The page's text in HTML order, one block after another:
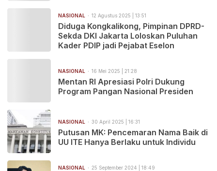
NASIONAL 12 Agustus 2025 | 13:51
Diduga Kongkalikong, Pimpinan DPRD-
Sekda DKI Jakarta Loloskan Puluhan
Kader PDIP jadi Pejabat Eselon
NASIONAL 16 Mei 2025 | 21:28
Mentan RI Apresiasi Polri Dukung
Program Pangan Nasional Presiden
NASIONAL 30 April 2025 | 16:31
Putusan MK: Pencemaran Nama Baik di
UU ITE Hanya Berlaku untuk Individu
NASIONAL 25 September 2024 | 18:49